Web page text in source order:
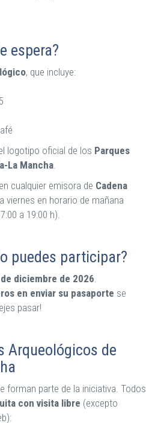
espera?
, que incluye:
logotipo oficial de los Parques
La Mancha
cualquier emisora de Cadena
viernes en horario de mañana
a 19:00 h).
puedes participar?
diciembre de 2026
en enviar su pasaporte se
pasar!
de
forman parte de la iniciativa. Todos
con visita libre (excepto